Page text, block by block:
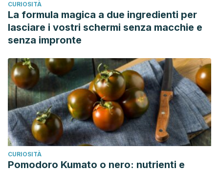
CURIOSITÀ
La formula magica a due ingredienti per
lasciare i vostri schermi senza macchie e
senza impronte
CURIOSITÀ
Pomodoro Kumato o nero: nutrienti e